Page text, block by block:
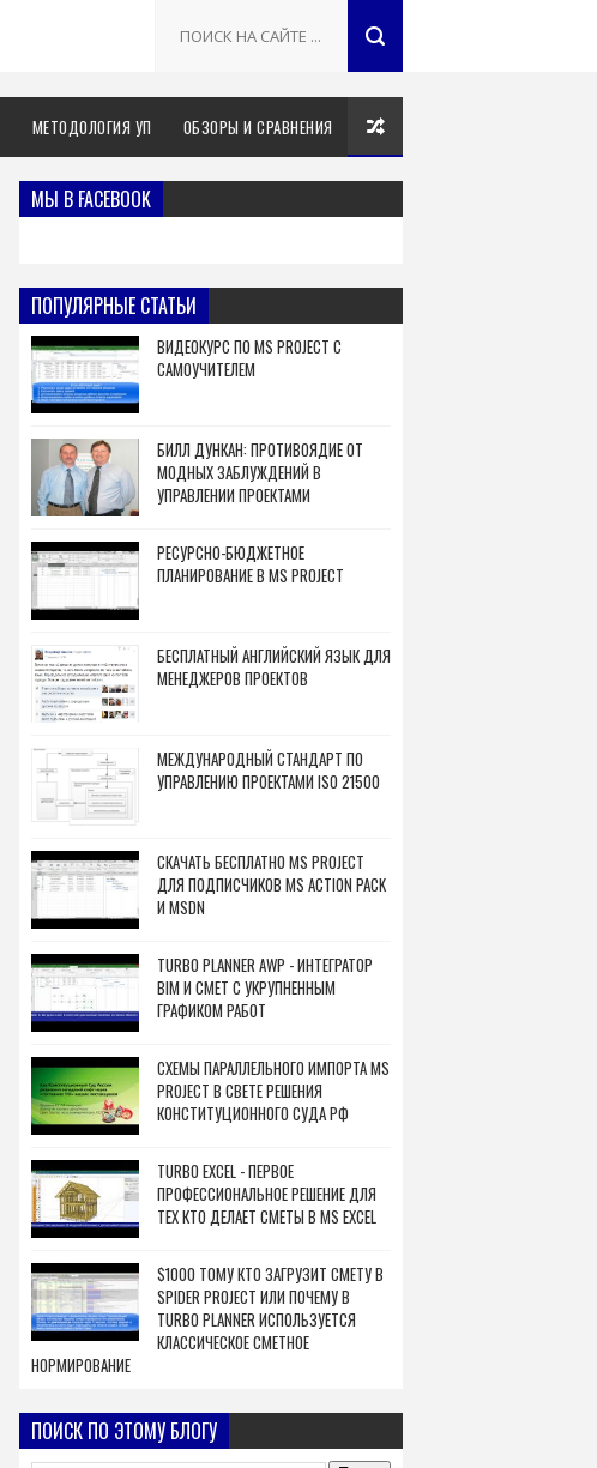
МЕТОДОЛОГИЯ УП ОБЗОРЫ И СРАВНЕНИЯ
МЫ В FACEBOOK
ПОПУЛЯРНЫЕ СТАТЬИ
ВИДЕОКУРС ПО MS PROJECT С
САМОУЧИТЕЛЕМ
БИЛЛ ДУНКАН: ПРОТИВОЯДИЕ ОТ
МОДНЫХ ЗАБЛУЖДЕНИЙ В
УПРАВЛЕНИИ ПРОЕКТАМИ
РЕСУРСНО-БЮДЖЕТНОЕ
ПЛАНИРОВАНИЕ В MS PROJECT
БЕСПЛАТНЫЙ АНГЛИЙСКИЙ ЯЗЫК ДЛЯ
МЕНЕДЖЕРОВ ПРОЕКТОВ
МЕЖДУНАРОДНЫЙ СТАНДАРТ ПО
УПРАВЛЕНИЮ ПРОЕКТАМИ ISO 21500
СКАЧАТЬ БЕСПЛАТНО MS PROJECT
ДЛЯ ПОДПИСЧИКОВ MS ACTION PACK
И MSDN
TURBO PLANNER AWP - ИНТЕГРАТОР
BIM И СМЕТ С УКРУПНЕННЫМ
ГРАФИКОМ РАБОТ
СХЕМЫ ПАРАЛЛЕЛЬНОГО ИМПОРТА MS
PROJECT В СВЕТЕ РЕШЕНИЯ
КОНСТИТУЦИОННОГО СУДА РФ
TURBO EXCEL - ПЕРВОЕ
ПРОФЕССИОНАЛЬНОЕ РЕШЕНИЕ ДЛЯ
ТЕХ КТО ДЕЛАЕТ СМЕТЫ В MS EXCEL
$1000 ТОМУ КТО ЗАГРУЗИТ СМЕТУ В
SPIDER PROJECT ИЛИ ПОЧЕМУ В
TURBO PLANNER ИСПОЛЬЗУЕТСЯ
КЛАССИЧЕСКОЕ СМЕТНОЕ
НОРМИРОВАНИЕ
ПОИСК ПО ЭТОМУ БЛОГУ